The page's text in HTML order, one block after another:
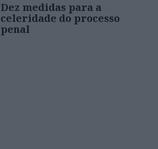
Dez medidas para a
celeridade do processo
penal